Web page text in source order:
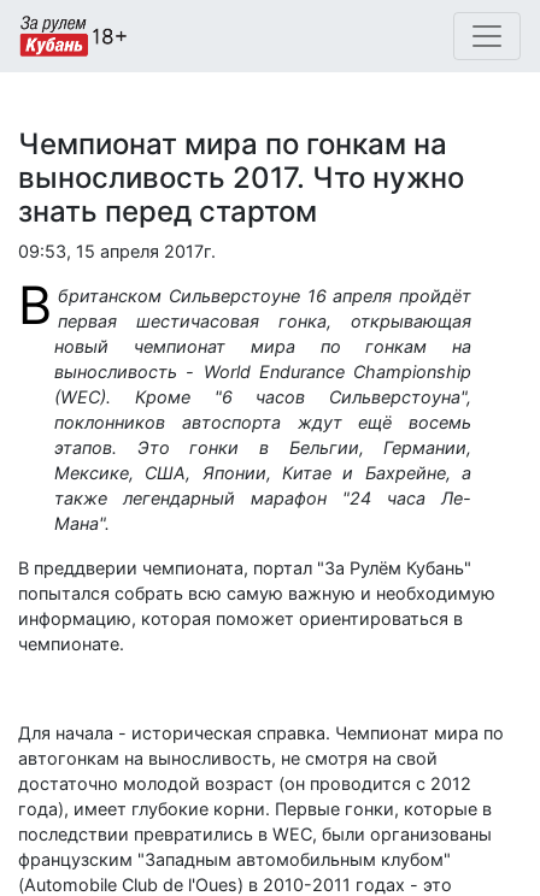
Чемпионат мира по гонкам на
выносливость 2017. Что нужно
знать перед стартом
09:53, 15 апреля 2017г.
В британском Сильверстоуне 16 апреля пройдёт
первая шестичасовая гонка, открывающая
новый чемпионат мира по гонкам на
выносливость - World Endurance Championship
(WEC). Кроме "6 часов Сильверстоуна",
поклонников автоспорта ждут ещё восемь
этапов. Это гонки в Бельгии, Германии,
Мексике, США, Японии, Китае и Бахрейне, а
также легендарный марафон "24 часа Ле-
Мана".
В преддверии чемпионата, портал "За Рулём Кубань"
попытался собрать всю самую важную и необходимую
информацию, которая поможет ориентироваться в
чемпионате.
Для начала - историческая справка. Чемпионат мира по
автогонкам на выносливость, не смотря на свой
достаточно молодой возраст (он проводится с 2012
года), имеет глубокие корни. Первые гонки, которые в
последствии превратились в WEC, были организованы
французским "Западным автомобильным клубом"
(Automobile Club de l'Oues) в 2010-2011 годах - это